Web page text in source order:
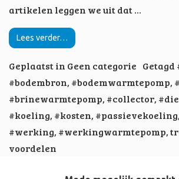
artikelen leggen we uit dat …
Lees verder…
Geplaatst in Geen categorie Getagd
#bodembron, #bodemwarmtepomp,
#brinewarmtepomp, #collector,
#koeling, #kosten, #passievekoeling,
#werking, #werkingwarmtepomp,
voordelen